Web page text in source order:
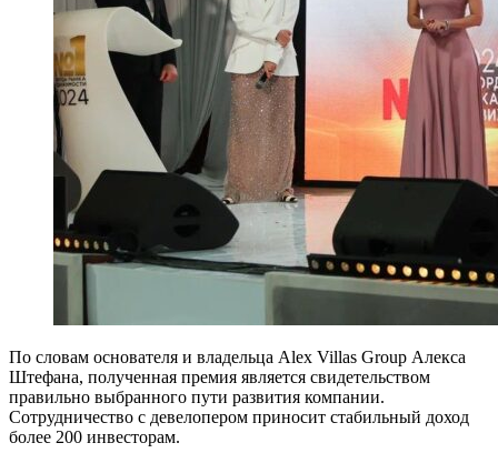
По словам основателя и владельца Alex Villas Group Алекса
Штефана, полученная премия является свидетельством
правильно выбранного пути развития компании.
Сотрудничество с девелопером приносит стабильный доход
более 200 инвесторам.